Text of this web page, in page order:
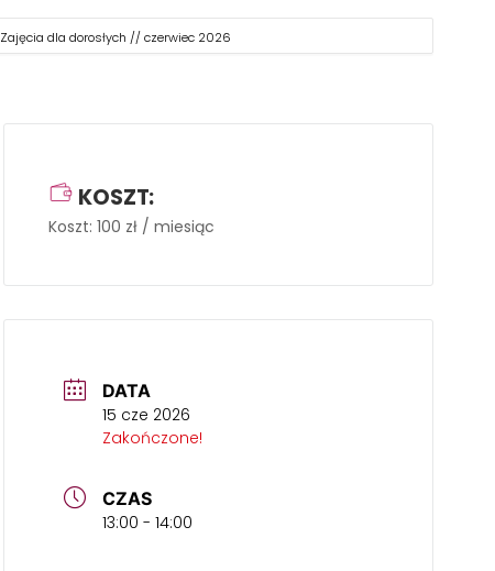
dla dorosłych // czerwiec 2026
DATA
15 cze 2026
Zakończone!
CZAS
13:00 - 14:00
KOSZT:
Koszt: 100 zł / miesiąc